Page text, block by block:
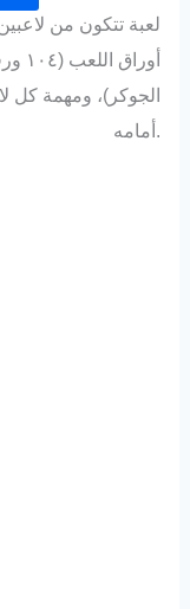
لعبة تتكون من
الجوكر)، ومهمة كل
أمامه.